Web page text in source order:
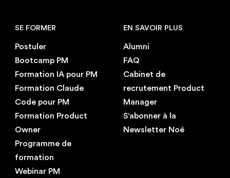
SE FORMER
Postuler
Bootcamp PM
Formation IA pour PM
Formation Claude
Code pour PM
Formation Product
Owner
Programme de
formation
Webinar PM
EN SAVOIR PLUS
Alumni
FAQ
Cabinet de
recrutement Product
Manager
S'abonner à la
Newsletter Noé